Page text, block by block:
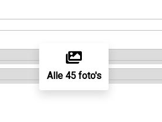
Alle 45 foto's